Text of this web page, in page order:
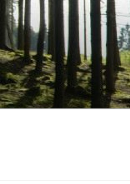
Spring
naar
de
inhoud